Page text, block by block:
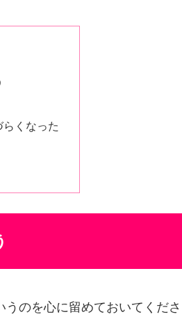
くなった
うのを心に留めておいてくださ